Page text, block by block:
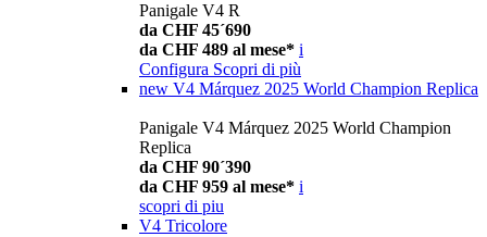
Panigale V4 R
da CHF 45´690
da CHF 489 al mese* i
Configura Scopri di più
new V4 Márquez 2025 World Champion Replica
Panigale V4 Márquez 2025 World Champion
Replica
da CHF 90´390
da CHF 959 al mese* i
scopri di piu
V4 Tricolore